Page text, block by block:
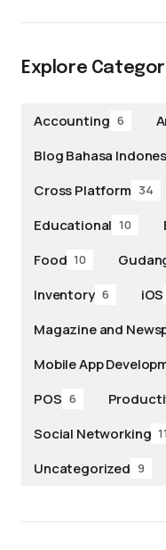
Explore
Accounting 6
Blog Bahasa
Cross Platform 34
Educational 10
Food 10
Inventory 6 iOS
Magazine and
Mobile App
POS 6
Social Networking 11
Uncategorized 9